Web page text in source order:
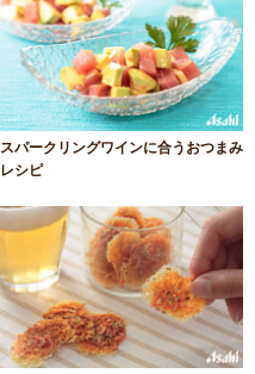
スパークリングワインに合うおつまみ
レシピ